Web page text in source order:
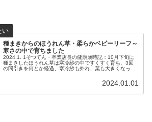
種まきからのほうれん草・柔らかベビーリーフ～
寒さの中で育ちました
2024.1. 1そつてん・卒業店長の健康歳時記：10月下旬に
種まきしたほうれん草は寒冷紗の中ですくすく育ち、3回
の間引きを何とか経過、寒冷紗も外れ、葉も大きくなって
2024.01.01